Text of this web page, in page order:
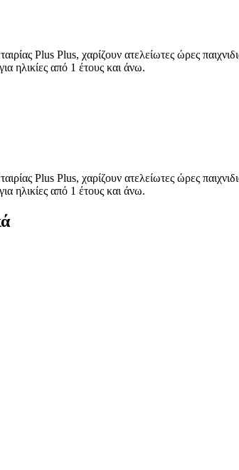
Plus Plus, χαρίζουν ατελείωτες ώρες
ηλικίες από 1 έτους και άνω.
Plus Plus, χαρίζουν ατελείωτες ώρες
ηλικίες από 1 έτους και άνω.